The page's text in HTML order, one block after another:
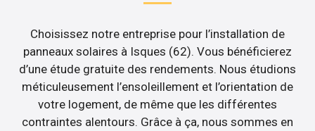
Choisissez notre entreprise pour l’installation de
panneaux solaires à Isques (62). Vous bénéficierez
d’une étude gratuite des rendements. Nous étudions
méticuleusement l’ensoleillement et l’orientation de
votre logement, de même que les différentes
contraintes alentours. Grâce à ça, nous sommes en